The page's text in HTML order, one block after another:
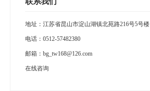
地址：江苏省昆山市淀山湖镇北苑路216号5号楼
电话： 0512-57482380
邮箱： bg_tw168@126.com
在线咨询